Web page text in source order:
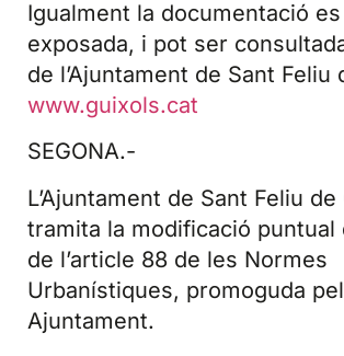
Igualment la documentació
exposada, i pot ser
de l’Ajuntament de Sant Feliu
www.guixols.cat
SEGONA.-
L’Ajuntament de Sant Feliu
tramita la modificació puntual
de l’article 88 de les Normes
Urbanístiques, promoguda
Ajuntament.